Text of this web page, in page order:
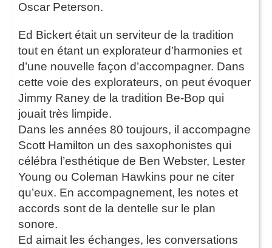
Oscar Peterson.
Ed Bickert était un serviteur de la tradition
tout en étant un explorateur d’harmonies et
d’une nouvelle façon d’accompagner. Dans
cette voie des explorateurs, on peut évoquer
Jimmy Raney de la tradition Be-Bop qui
jouait très limpide.
Dans les années 80 toujours, il accompagne
Scott Hamilton un des saxophonistes qui
célébra l’esthétique de Ben Webster, Lester
Young ou Coleman Hawkins pour ne citer
qu’eux. En accompagnement, les notes et
accords sont de la dentelle sur le plan
sonore.
Ed aimait les échanges, les conversations